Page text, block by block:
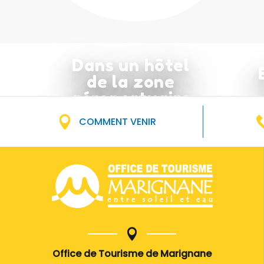
Dans un hôtel
de la zone
aéroportuaire
COMMENT VENIR
Office de Tourisme de Marignane